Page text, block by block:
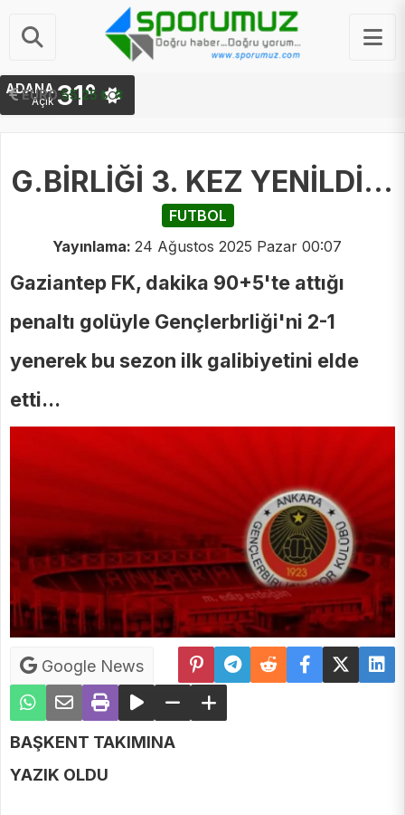
EURO
STERLIN 64.48 ₺
ADANA
Açık31°
G.BİRLİĞİ 3. KEZ YENİLDİ...
FUTBOL
Yayınlama: 24 Ağustos 2025 Pazar 00:07
Gaziantep FK, dakika 90+5'te attığı
penaltı golüyle Gençlerbrliği'ni 2-1
yenerek bu sezon ilk galibiyetini elde
etti...
Google News
BAŞKENT TAKIMINA
YAZIK OLDU